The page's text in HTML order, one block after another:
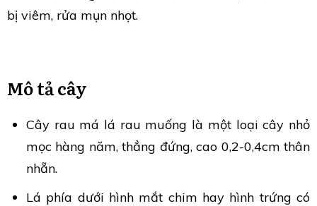
bị viêm, rửa mụn nhọt.
Mô tả cây
Cây rau má lá rau muống là một loại cây nhỏ
mọc hàng năm, thẳng đứng, cao 0,2-0,4cm thân
nhẵn.
Lá phía dưới hình mắt chim hay hình trứng có